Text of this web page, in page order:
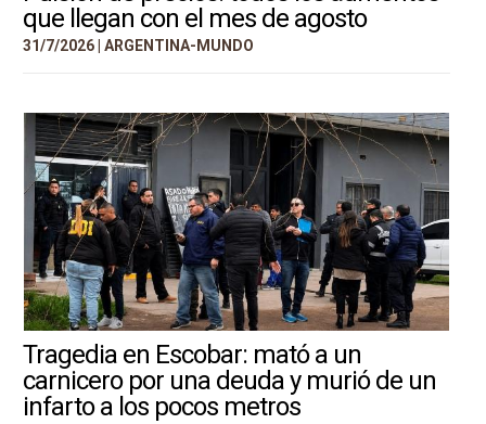
que llegan con el mes de agosto
31/7/2026 | ARGENTINA-MUNDO
Tragedia en Escobar: mató a un
carnicero por una deuda y murió de un
infarto a los pocos metros